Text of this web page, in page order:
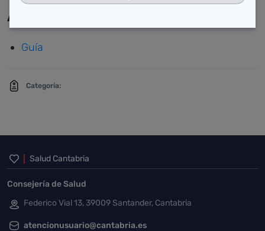
Anexos:
Guía
Categoría:
Inicio del pie de página
Salud Cantabria
Consejería de Salud
Federico Vial 13, 39009 Santander, Cantabria
atencionusuario@cantabria.es